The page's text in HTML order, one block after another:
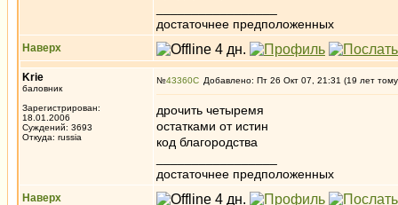
достаточнее предположенных
Наверх
Krie
баловник
Зарегистрирован:
18.01.2006
Суждений: 3693
Откуда: russia
№43360 Добавлено: Пт 26 Окт 07, 21:31 (19 лет
дрочить четыремя
остатками от истин
код благородства
достаточнее предположенных
Наверх